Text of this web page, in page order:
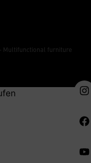
Multifunctional furniture